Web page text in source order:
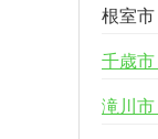
根室市
千歳市
滝川市